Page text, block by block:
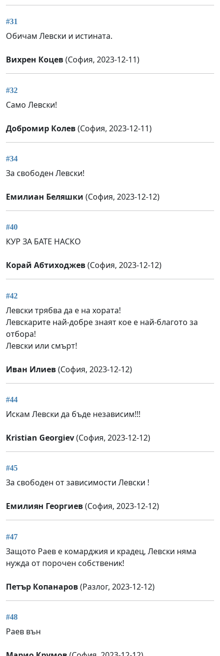
#31
Обичам Левски и истината.
Вихрен Коцев(София, 2023-12-11)
#32
Само Левски!
Добромир Колев(София, 2023-12-11)
#34
За свободен Левски!
Емилиан Беляшки (София, 2023-12-12)
#40
КУР ЗА БАТЕ НАСКО
Корай Абтиходжев(София, 2023-12-12)
#42
Левски трябва да е на хората!
Левскарите най-добре знаят кое е най-благото за
отбора!
Левски или смърт!
Иван Илиев(София, 2023-12-12)
#44
Искам Левски да бъде независим!!!
Kristian Georgiev(София, 2023-12-12)
#45
За свободен от зависимости Левски !
Емилиян Георгиев(София, 2023-12-12)
#47
Защото Раев е комарджия и крадец, Левски няма
нужда от порочен собственик!
Петър Копанаров(Разлог, 2023-12-12)
#48
Раев вън